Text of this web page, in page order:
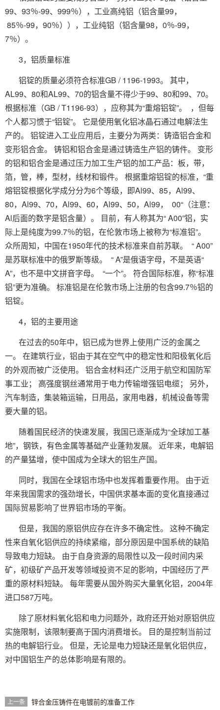
99、93％-99、999％），工业高纯铝（铝含量99，
85％-99，90％）），工业纯铝（铝含量98，0％-99，
7％）。
3，铝质量标准
铝锭的质量必须符合标准GB / 1196-1993。 其中，
AL99、80和AL99、70的铝含量不得少于99、80和99、70。
根据标准（GB / T1196-93），应称其为“重熔铝锭”。 ，但每
个人都习惯于“铝锭”。 它是使用氧化铝冰晶石通过电解法生
产的。 铝锭进入工业应用后，主要分为两类：铸造铝合金和
变形铝合金。 铸铝和铝合金是通过铸造生产铝的铸件。 变形
的铝和铝合金是通过压力加工生产铝的加工产品：板，带，
箔，管，棒，型材，线材和锻件。 根据重熔铝锭的标准，“重
熔铝锭根据化学成分分为6个等级，即Al99、85，Al99、
80，Al99、70，Al99、60，Al99、50，Al99， 00“（注意：
Al后面的数字是铝含量）。 目前，有人称其为“ A00”铝，实
际上是纯度为99.7％的铝，在伦敦市场上被称为“标准铝”。
众所周知，中国在1950年代的技术标准来自前苏联。 “ A00”
是苏联标准中的俄罗斯等级。 “ A”是俄语字母，不是英语“
A”，也不是中文拼音字母。 “一个”。 符合国际标准，称“标准
铝”更为准确。 标准铝是在伦敦市场上注册的包含99.7％铝的
铝锭。
4，铝的主要用途
在过去的50年中，铝已成为世界上使用广泛的金属之
一。 在建筑行业，铝由于其在空气中的稳定性和阳极氧化后
的外观而被广泛使用。 铝合金材料还广泛用于航空和国防军
事工业； 高强度钢丝通常用于电力传输增强铝电缆； 另外，
汽车制造，集装箱运输，日用品，家用电器，机械设备等需
要大量的铝。
随着国民经济的快速发展，我国已逐渐成为“全球加工基
地”，钢铁，有色金属等基础产业蓬勃发展。 近年来，电解铝
的产量猛增，使中国成为全球大的铝生产国。
同时，我国在全球铝市场中也发挥着重要作用。 由于近
年来我国需求的强劲增长，中国供求基本面的变化直接通过
国际贸易影响了世界铝市场的平衡。
但是，我国的原铝供应存在许多不确定性。 这种不确定
性来自氧化铝供应的持续紧缩，部分原因是中国系统的缺陷
导致电力短缺。 由于自身资源的局限性以及一段时间内采
矿，初级矿产品开发等领域投资不足的影响，中国经历了严
重的原材料短缺。 每年需要从国外购买大量氧化铝，2004年
进口587万吨。
除了原材料氧化铝和电力问题外，政府还开始对原铝供应
实施限制，该限制要高于国内消费增长。 目的是控制当前过
热的电解铝行业。 但是，无论是电力短缺还是氧化铝供应，
对中国铝生产的总体影响是有限的。
上一条 锌合金压铸件在电镀前的准备工作